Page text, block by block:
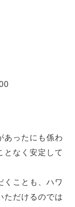
あったにも係わ
となく安定して
くことも、ハワ
ただけるのでは